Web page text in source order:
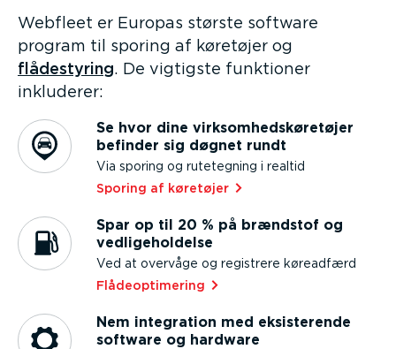
Webfleet er Europas største software
program til sporing af køretøjer og
flådestyring. De vigtigste funktioner
inkluderer:
Se hvor dine virksom­heds­kø­re­tøjer
befinder sig døgnet rundt
Via sporing og rutetegning i realtid
Sporing af køretøjer⁠
Spar op til 20 % på brændstof og
vedli­ge­hol­delse
Ved at overvåge og registrere køreadfærd
Flåde­op­ti­mering⁠
Nem integration med eksiste­rende
software og hardware